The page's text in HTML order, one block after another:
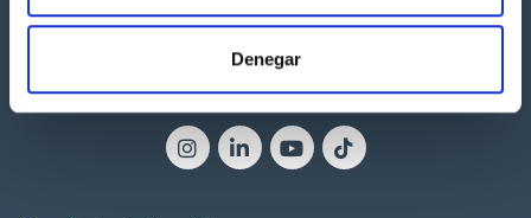
Denegar
Síguenos: